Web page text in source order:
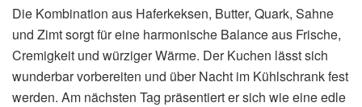
Die Kombination aus Haferkeksen, Butter, Quark, Sahne
und Zimt sorgt für eine harmonische Balance aus Frische,
Cremigkeit und würziger Wärme. Der Kuchen lässt sich
wunderbar vorbereiten und über Nacht im Kühlschrank fest
werden. Am nächsten Tag präsentiert er sich wie eine edle